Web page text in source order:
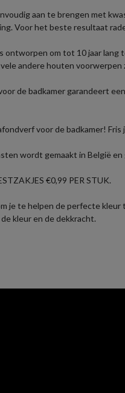
aan te brengen met
Voor het beste resultaat
ontworpen om tot 10 jaar
andere houten
de badkamer garandeert
voor de badkamer!
wordt gemaakt in België
€0,99 PER STUK.
je te helpen de perfecte
kleur en de dekkracht.